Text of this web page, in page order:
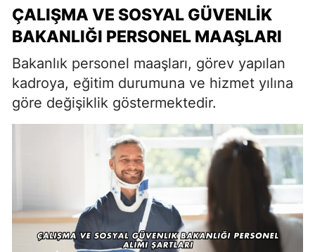
ÇALIŞMA VE SOSYAL GÜVENLIK
BAKANLIĞI PERSONEL MAAŞLARI
Bakanlık personel maaşları, görev yapılan
kadroya, eğitim durumuna ve hizmet yılına
göre değişiklik göstermektedir.